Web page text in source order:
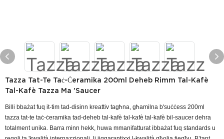
Tazza Tat-Te Taċ-Ċeramika 200ml Deheb Rimm Tal-Kafè
Tal-Kafè Tazza Ma 'saucer
Billi bbażat fuq it-tim tad-disinn kreattiv tagħna, għamilna b'suċċess 200ml
tazza tat-te taċ-ċeramika tad-deheb tal-kafè tal-kafè tal-kafè bil-saucer dehra
totalment unika. Barra minn hekk, huwa mmanifatturat ibbażat fuq standards u